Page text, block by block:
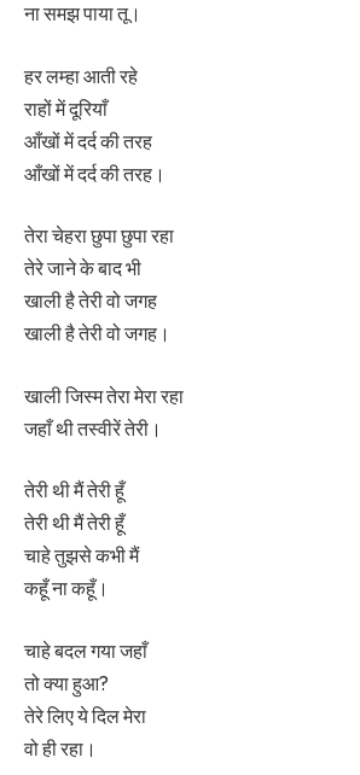
ना समझ पाया तू।
हर लम्हा आती रहे
राहों में दूरियाँ
आँखों में दर्द की तरह
आँखों में दर्द की तरह।
तेरा चेहरा छुपा छुपा रहा
तेरे जाने के बाद भी
खाली है तेरी वो जगह
खाली है तेरी वो जगह।
खाली जिस्म तेरा मेरा रहा
जहाँ थी तस्वीरें तेरी।
तेरी थी मैं तेरी हूँ
तेरी थी मैं तेरी हूँ
चाहे तुझसे कभी मैं
कहूँ ना कहूँ।
चाहे बदल गया जहाँ
तो क्या हुआ?
तेरे लिए ये दिल मेरा
वो ही रहा।